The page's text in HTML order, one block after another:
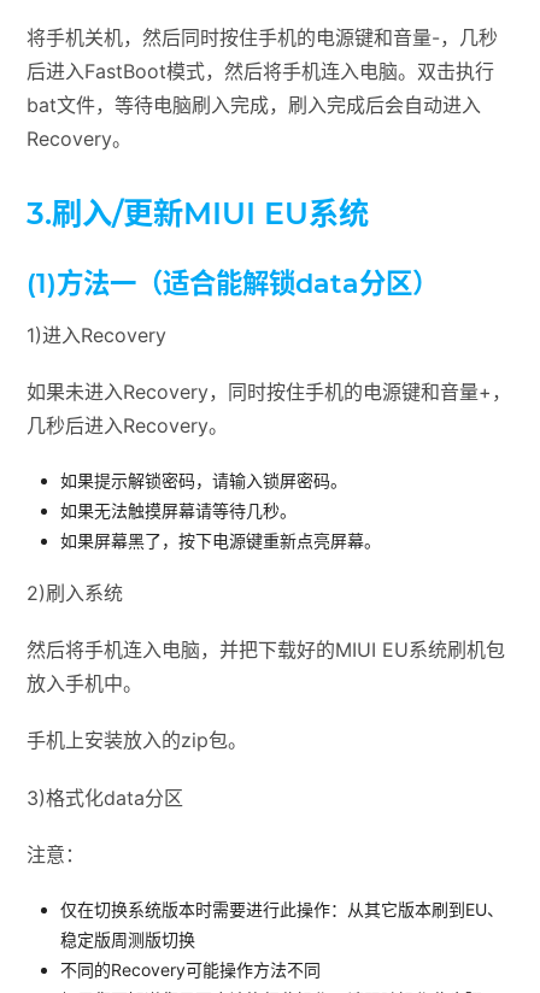
将手机关机，然后同时按住手机的电源键和音量-，几秒
后进入FastBoot模式，然后将手机连入电脑。双击执行
bat文件，等待电脑刷入完成，刷入完成后会自动进入
Recovery。
3.刷入/更新MIUI EU系统
(1)方法一（适合能解锁data分区）
1)进入Recovery
如果未进入Recovery，同时按住手机的电源键和音量+，
几秒后进入Recovery。
如果提示解锁密码，请输入锁屏密码。
如果无法触摸屏幕请等待几秒。
如果屏幕黑了，按下电源键重新点亮屏幕。
2)刷入系统
然后将手机连入电脑，并把下载好的MIUI EU系统刷机包
放入手机中。
手机上安装放入的zip包。
3)格式化data分区
注意：
仅在切换系统版本时需要进行此操作：从其它版本刷到EU、
稳定版周测版切换
不同的Recovery可能操作方法不同